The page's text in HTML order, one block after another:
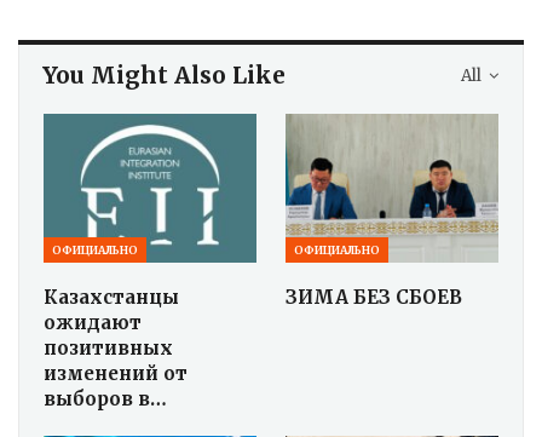
All
You Might Also Like
ОФИЦИАЛЬНО
Казахстанцы
ожидают
позитивных
изменений от
выборов в…
ОФИЦИАЛЬНО
ЗИМА БЕЗ СБОЕВ